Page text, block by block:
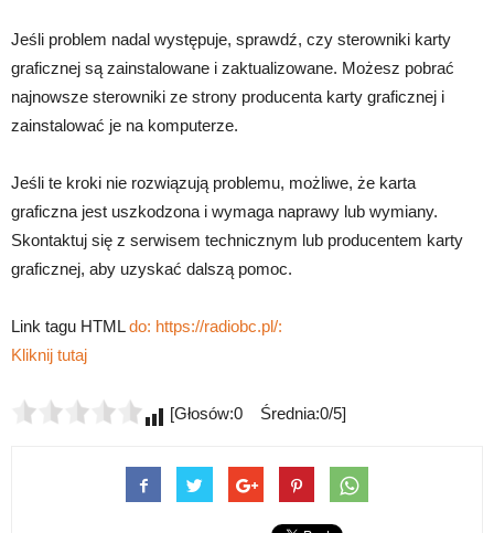
Jeśli problem nadal występuje, sprawdź, czy sterowniki karty
graficznej są zainstalowane i zaktualizowane. Możesz pobrać
najnowsze sterowniki ze strony producenta karty graficznej i
zainstalować je na komputerze.
Jeśli te kroki nie rozwiązują problemu, możliwe, że karta
graficzna jest uszkodzona i wymaga naprawy lub wymiany.
Skontaktuj się z serwisem technicznym lub producentem karty
graficznej, aby uzyskać dalszą pomoc.
Link tagu HTMLdo: https://radiobc.pl/:
Kliknij tutaj
[Głosów:0 Średnia:0/5]